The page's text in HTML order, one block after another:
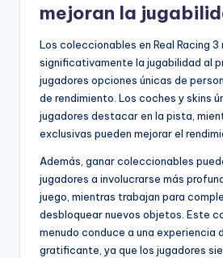
mejoran la
Los coleccionables en Real Racing 3
significativamente la jugabilidad al
jugadores opciones únicas de
de rendimiento. Los coches y skins
jugadores destacar en la pista,
exclusivas pueden mejorar el
Además, ganar coleccionables
jugadores a involucrarse más
juego, mientras trabajan para
desbloquear nuevos objetos. Este
menudo conduce a una experiencia
gratificante, ya que los jugadores